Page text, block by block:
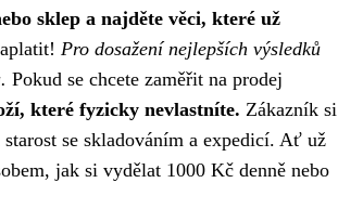
sklep a najděte věci, které už
Pro dosažení nejlepších výsledků
Pokud se chcete zaměřit na prodej
které fyzicky nevlastníte. Zákazník si
se skladováním a expedicí. Ať už
jak si vydělat 1000 Kč denně nebo